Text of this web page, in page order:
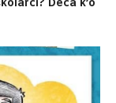
Deca k’o